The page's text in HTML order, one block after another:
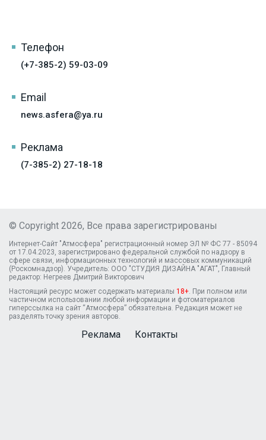
Телефон
(+7-385-2) 59-03-09
Email
news.asfera@ya.ru
Реклама
(7-385-2) 27-18-18
© Copyright 2026, Все права зарегистрированы
Интернет-Сайт "Атмосфера" регистрационный номер ЭЛ № ФС 77 - 85094
от 17.04.2023, зарегистрировано федеральной службой по надзору в
сфере связи, информационных технологий и массовых коммуникаций
(Роскомнадзор). Учредитель: ООО "СТУДИЯ ДИЗАЙНА "АГАТ", Главный
редактор: Негреев Дмитрий Викторович
Настоящий ресурс может содержать материалы 18+ . При полном или
частичном использовании любой информации и фотоматериалов
гиперссылка на сайт “Атмосфера” обязательна. Редакция может не
разделять точку зрения авторов.
Реклама Контакты